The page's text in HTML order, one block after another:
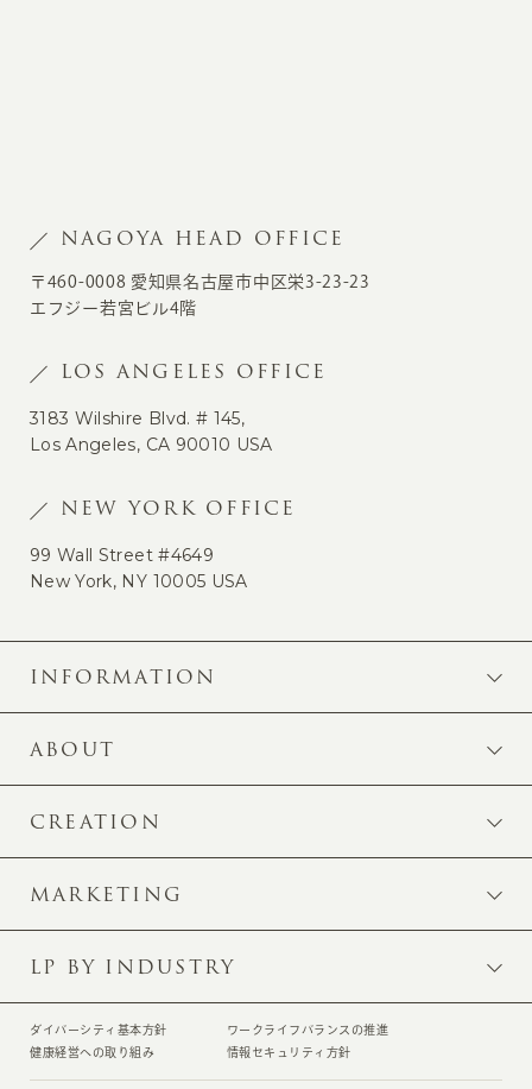
NAGOYA HEAD OFFICE
〒460-0008 愛知県名古屋市中区栄3-23-23
エフジー若宮ビル4階
LOS ANGELES OFFICE
3183 Wilshire Blvd. # 145,
Los Angeles, CA 90010 USA
NEW YORK OFFICE
99 Wall Street #4649
New York, NY 10005 USA
INFORMATION
ABOUT
CREATION
MARKETING
LP BY INDUSTRY
ダイバーシティ基本方針
ワークライフバランスの推進
健康経営への取り組み
情報セキュリティ方針